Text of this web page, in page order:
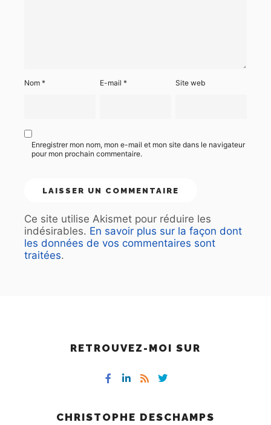
Nom * E-mail* Site web
Enregistrer mon nom, mon e-mail et mon site dans le navigateur
pour mon prochain commentaire.
Ce site utilise Akismet pour réduire les
indésirables. En savoir plus sur la façon dont
les données de vos commentaires sont
traitées.
RETROUVEZ-MOI SUR
CHRISTOPHE DESCHAMPS